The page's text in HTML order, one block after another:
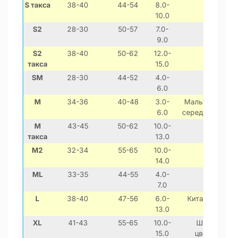
S такса
38-40 44-54
8.0-
10.0
S2
28-30 50-57
7.0-
9.0
S2
такса
38-40 50-62
12.0-
15.0
SM
28-30 44-52
4.0-
6.0
M 34-36 40-48
3.0-
6.0
Мальтезе,
середніх
M
такса
43-45 50-62
10.0-
13.0
M2
32-34 55-65
10.0-
14.0
ML
33-35 44-55
4.0-
7.0
L
38-40 47-56
6.0-
13.0
XL 41-43 55-65
10.0-
15.0